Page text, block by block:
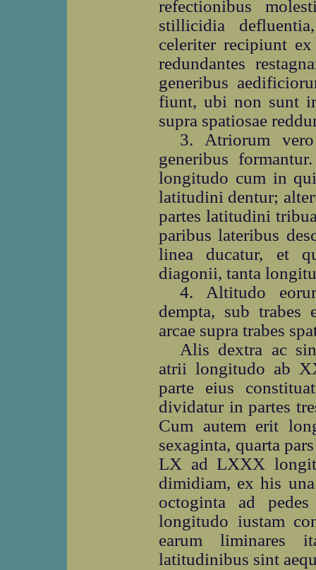
refectionibus
stillicidia
celeriter recipiunt
redundantes
generibus
fiunt, ubi non sunt
supra spatiosae
3. Atriorum
generibus
longitudo cum in
latitudini dentur;
partes latitudini
paribus lateribus
linea ducatur, et
diagonii, tanta
4. Altitudo
dempta, sub trabes
arcae supra trabes
Alis dextra ac
atrii longitudo ab
parte eius
dividatur in partes
Cum autem erit
sexaginta, quarta
LX ad LXXX
dimidiam, ex his
octoginta ad
longitudo iustam
earum liminares
latitudinibus sint